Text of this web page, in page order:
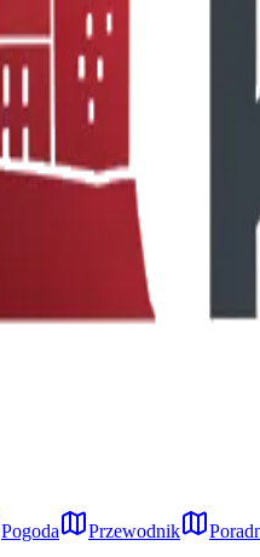
Pogoda Przewodnik